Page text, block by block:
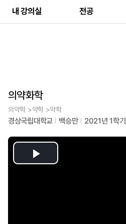
내 강의실 전공
의약화학
의약학 >약학 >약학
경상국립대학교 백승만 2021년 1학기
Play